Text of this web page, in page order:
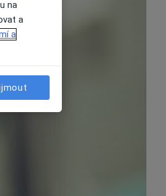
na
a
a